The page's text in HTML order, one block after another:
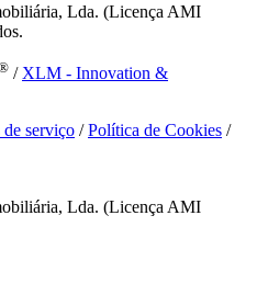
Lda. (Licença AMI
/ XLM - Innovation &
serviço /Política de Cookies /
Lda. (Licença AMI